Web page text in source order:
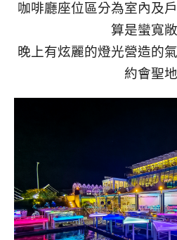
咖啡廳座位區分為室內及
算是蠻寬敞
晚上有炫麗的燈光營造的
約會聖